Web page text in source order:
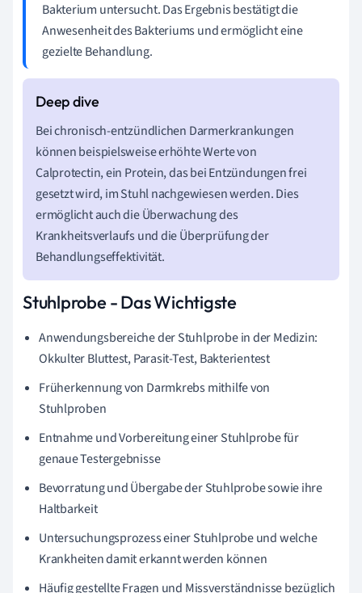
Bakterium untersucht. Das Ergebnis bestätigt die
Anwesenheit des Bakteriums und ermöglicht eine
gezielte Behandlung.
Bei chronisch-entzündlichen Darmerkrankungen
können beispielsweise erhöhte Werte von
Calprotectin, ein Protein, das bei Entzündungen frei
gesetzt wird, im Stuhl nachgewiesen werden. Dies
ermöglicht auch die Überwachung des
Krankheitsverlaufs und die Überprüfung der
Behandlungseffektivität.
Stuhlprobe - Das Wichtigste
Anwendungsbereiche der Stuhlprobe in der Medizin:
Okkulter Bluttest, Parasit-Test, Bakterientest
Früherkennung von Darmkrebs mithilfe von
Stuhlproben
Entnahme und Vorbereitung einer Stuhlprobe für
genaue Testergebnisse
Bevorratung und Übergabe der Stuhlprobe sowie ihre
Haltbarkeit
Untersuchungsprozess einer Stuhlprobe und welche
Krankheiten damit erkannt werden können
Häufig gestellte Fragen und Missverständnisse bezüglich